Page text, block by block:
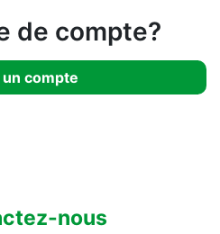
de compte?
compte
nous